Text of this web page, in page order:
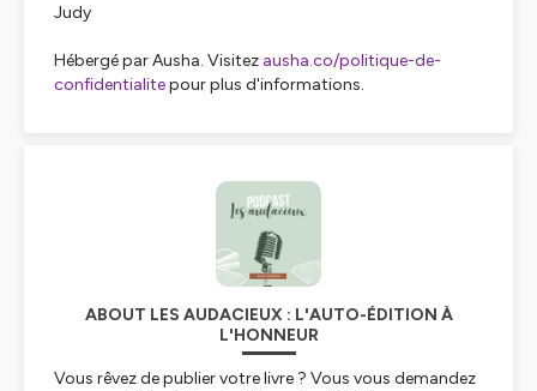
Judy
Hébergé par Ausha. Visitez ausha.co/politique-de-
confidentialitepour plus d'informations.
ABOUT LES AUDACIEUX : L'AUTO-ÉDITION À
L'HONNEUR
Vous rêvez de publier votre livre ? Vous vous demandez